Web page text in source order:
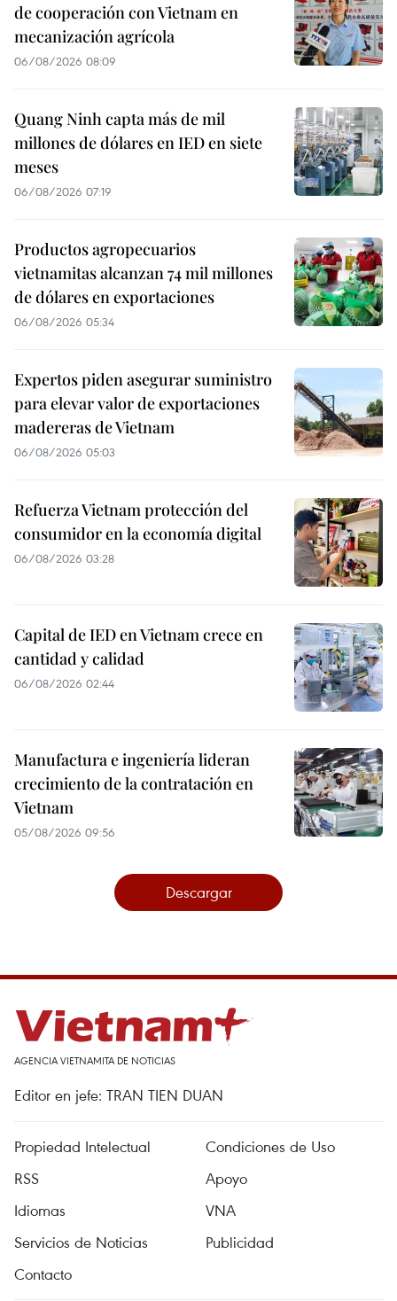
de cooperación con Vietnam en
mecanización agrícola
06/08/2026 08:09
Quang Ninh capta más de mil
millones de dólares en IED en siete
meses
06/08/2026 07:19
Productos agropecuarios
vietnamitas alcanzan 74 mil millones
de dólares en exportaciones
06/08/2026 05:34
Expertos piden asegurar suministro
para elevar valor de exportaciones
madereras de Vietnam
06/08/2026 05:03
Refuerza Vietnam protección del
consumidor en la economía digital
06/08/2026 03:28
Capital de IED en Vietnam crece en
cantidad y calidad
06/08/2026 02:44
Manufactura e ingeniería lideran
crecimiento de la contratación en
Vietnam
05/08/2026 09:56
Descargar
AGENCIA VIETNAMITA DE NOTICIAS
Editor en jefe: TRAN TIEN DUAN
Propiedad Intelectual
Condiciones de Uso
RSS
Apoyo
Idiomas
VNA
Servicios de Noticias
Publicidad
Contacto